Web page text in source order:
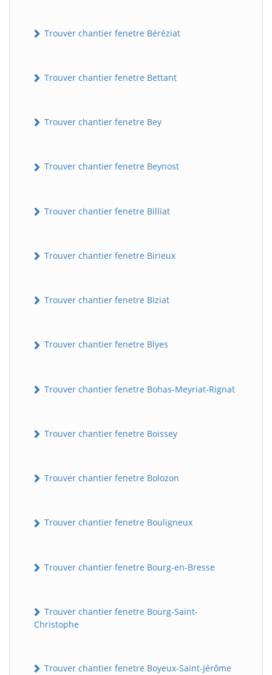
Trouver chantier fenetre Béréziat
Trouver chantier fenetre Bettant
Trouver chantier fenetre Bey
Trouver chantier fenetre Beynost
Trouver chantier fenetre Billiat
Trouver chantier fenetre Birieux
Trouver chantier fenetre Biziat
Trouver chantier fenetre Blyes
Trouver chantier fenetre Bohas-Meyriat-Rignat
Trouver chantier fenetre Boissey
Trouver chantier fenetre Bolozon
Trouver chantier fenetre Bouligneux
Trouver chantier fenetre Bourg-en-Bresse
Trouver chantier fenetre Bourg-Saint-
Christophe
Trouver chantier fenetre Boyeux-Saint-Jérôme